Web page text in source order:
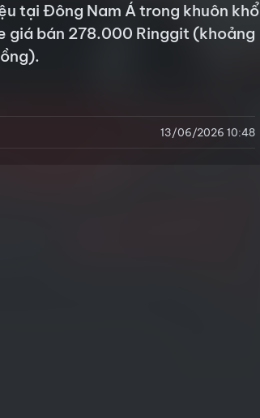
tại Đông Nam Á trong khuôn khổ
giá bán 278.000 Ringgit (khoảng
13/06/2026 10:48